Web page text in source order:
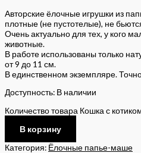
Авторские ёлочные игрушки из
плотные (не пустотелые), не
Очень актуально для тех, у кого
животные.
В работе использованы только
от 9 до 11 см.
В единственном экземпляре.
Доступность: В наличии
Количество товара Кошка с
В корзину
Категория: Ёлочные папье-маше